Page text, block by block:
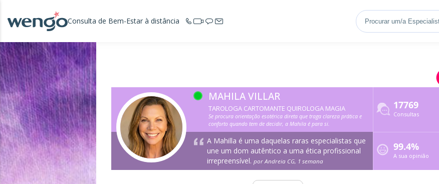
Consulta de Bem-Estar à distância
MAHILA VILLAR
TAROLOGA CARTOMANTE QUIROLOGA MAGIA
Se procura orientação esotérica direta que traga clareza prática e
conforto quando tem de decidir, a Mahila é para si.
17769
Consultas
A Mahilla é uma daquelas raras especialistas que
une um dom autêntico a uma ética profissional
irrepreensível. por Andreia CG, 1 semana
99.4%
A sua opinião